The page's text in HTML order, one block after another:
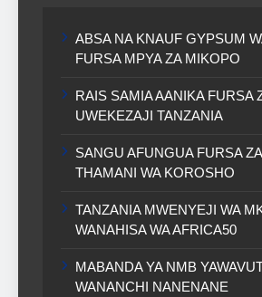
ABSA NA KNAUF GYPSUM
FURSA MPYA ZA MIKOPO
RAIS SAMIA AANIKA FURSA
UWEKEZAJI TANZANIA
SANGU AFUNGUA FURSA
THAMANI WA KOROSHO
TANZANIA MWENYEJI WA
WANAHISA WA AFRICA50
MABANDA YA NMB
WANANCHI NANENANE